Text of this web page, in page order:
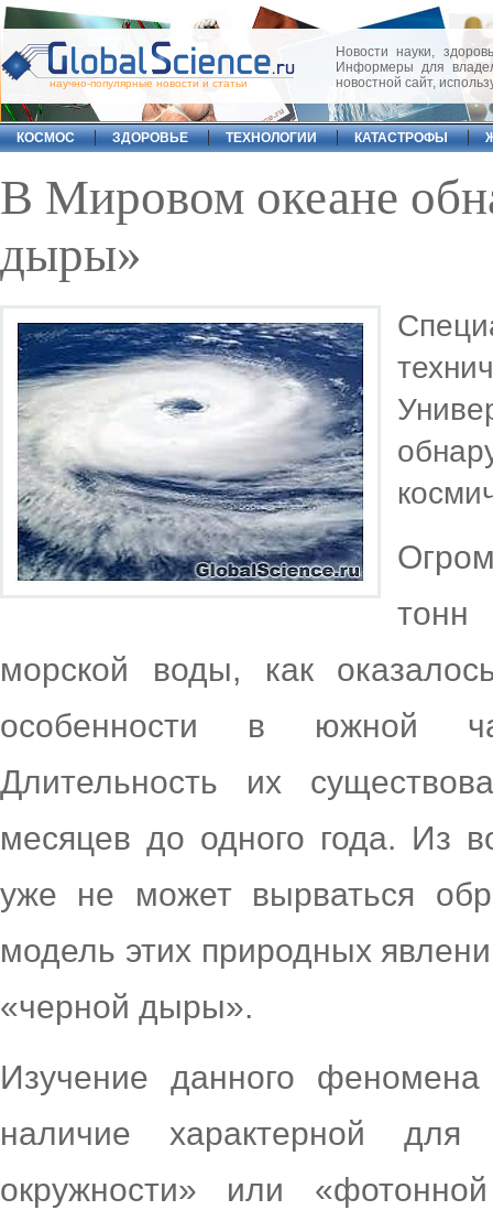
научно-популярные новости и статьи
Новости науки,
Информеры для
новостной сайт,
КОСМОС ЗДОРОВЬЕ ТЕХНОЛОГИИ КАТАСТРОФЫ
В Мировом океане
дыры»
морской воды, как
особенности в южной
Длительность их
месяцев до одного года. Из
уже не может вырваться
модель этих природных
«черной дыры».
Изучение данного
наличие характерной для
окружности» или